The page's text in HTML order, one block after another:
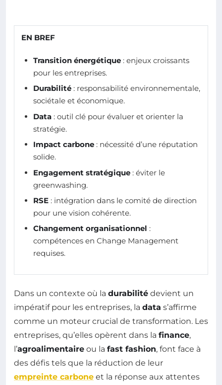
EN BREF
Transition énergétique : enjeux croissants
pour les entreprises.
Durabilité : responsabilité environnementale,
sociétale et économique.
Data : outil clé pour évaluer et orienter la
stratégie.
Impact carbone : nécessité d’une réputation
solide.
Engagement stratégique : éviter le
greenwashing.
RSE : intégration dans le comité de direction
pour une vision cohérente.
Changement organisationnel :
compétences en Change Management
requises.
Dans un contexte où la durabilité devient un
impératif pour les entreprises, la data s’affirme
comme un moteur crucial de transformation. Les
entreprises, qu’elles opèrent dans la finance,
l’agroalimentaire ou la fast fashion, font face à
des défis tels que la réduction de leur
empreinte carbone et la réponse aux attentes